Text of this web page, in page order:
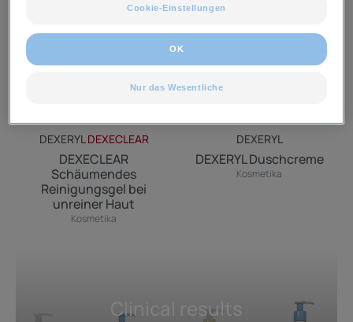
Reinigungsgel
bei
DEXERYLDEXECLEAR
DEXECLEAR
Schäumendes
Reinigungsgel bei
unreiner Haut
Kosmetika
DEXERYL
DEXERYL Duschcreme
Kosmetika
Clinical results
Cookie-Einstellungen
Nur das Wesentliche
OK